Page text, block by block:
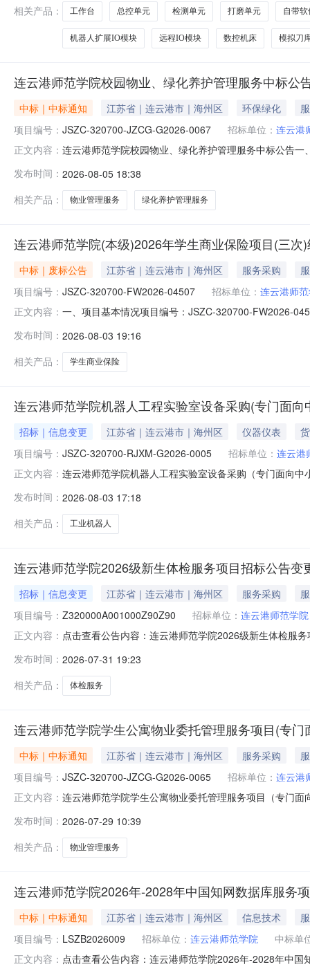
相关产品：
工作台 总控单元 检测单元 打磨单元 自带软
机器人扩展IO模块 远程IO模块 数控机床 模拟刀
连云港师范学院校园物业、绿化养护管理服务中标公
中标｜中标通知 江苏省｜连云港市｜海州区 环保绿化
项目编号： JSZC-320700-JZCG-G2026-0067 招标单位： 连云港
正文内容： 连云港师范学院校园物业、绿化养护管理服务中标公告
国际大厦1303号办公92.73（均分制）2487926元采购
发布时间： 2026-08-05 18:38
相关产品：
物业管理服务 绿化养护管理服务
连云港师范学院(本级)2026年学生商业保险项目(三次
中标｜废标公告 江苏省｜连云港市｜海州区 服务采购
项目编号： JSZC-320700-FW2026-04507 招标单位： 连云港师
正文内容： 一、项目基本情况项目编号：JSZC-320700-FW2026-
（本级）联系人姓名：李工（江苏建协全过程工程咨询
发布时间： 2026-08-03 19:16
相关产品：
学生商业保险
连云港师范学院机器人工程实验室设备采购(专门面向
招标｜信息变更 江苏省｜连云港市｜海州区 仪器仪表
项目编号： JSZC-320700-RJXM-G2026-0005 招标单位： 连云港
正文内容： 连云港师范学院机器人工程实验室设备采购（专门面向
2026-08-03三、其他补充事宜无四、凡对本次公告内容
人：
发布时间： 2026-08-03 17:18
相关产品：
工业机器人
连云港师范学院2026级新生体检服务项目招标公告变
招标｜信息变更 江苏省｜连云港市｜海州区 服务采购
项目编号： Z320000A001000Z90Z90 招标单位： 连云港师范学院
正文内容： 点击查看公告内容：连云港师范学院2026级新生体检服
发布时间： 2026-07-31 19:23
相关产品：
体检服务
连云港师范学院学生公寓物业委托管理服务项目(专
中标｜中标通知 江苏省｜连云港市｜海州区 服务采购
项目编号： JSZC-320700-JZCG-G2026-0065 招标单位： 连云港
正文内容： 连云港师范学院学生公寓物业委托管理服务项目（专门
91320706565322285P江苏省连云港市海州区苍梧路36
发布时间： 2026-07-29 10:39
相关产品：
物业管理服务
连云港师范学院2026年-2028年中国知网数据库服务
中标｜中标通知 江苏省｜连云港市｜海州区 信息技术
项目编号： LSZB2026009 招标单位： 连云港师范学院
中标单
正文内容： 点击查看公告内容：连云港师范学院2026年-2028年中国